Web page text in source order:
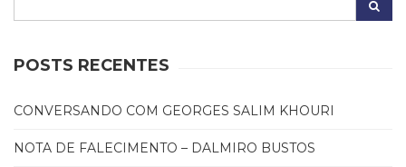
Fonoaudiologia
Gestalt-
terapia
Jornalismo
LGBTQIA+
POSTS RECENTES
CONVERSANDO COM GEORGES SALIM KHOURI
NOTA DE FALECIMENTO – DALMIRO BUSTOS